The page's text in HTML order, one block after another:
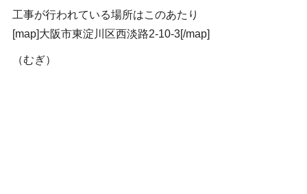
工事が行われている場所はこのあたり
[map]大阪市東淀川区西淡路2-10-3[/map]
（むぎ）